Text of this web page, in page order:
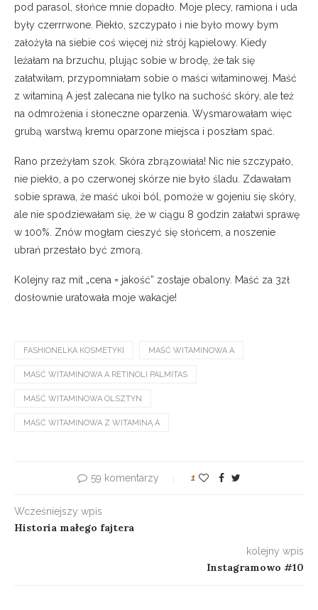
pod parasol, słońce mnie dopadło. Moje plecy, ramiona i uda
były czerrrwone. Piekło, szczypało i nie było mowy bym
założyła na siebie coś więcej niż strój kąpielowy. Kiedy
leżałam na brzuchu, plując sobie w brodę, że tak się
załatwiłam, przypomniałam sobie o maści witaminowej. Maść
z witaminą A jest zalecana nie tylko na suchość skóry, ale też
na odmrożenia i słoneczne oparzenia. Wysmarowałam więc
grubą warstwą kremu oparzone miejsca i poszłam spać.
Rano przeżyłam szok. Skóra zbrązowiała! Nic nie szczypało,
nie piekło, a po czerwonej skórze nie było śladu. Zdawałam
sobie sprawa, że maść ukoi ból, pomoże w gojeniu się skóry,
ale nie spodziewałam się, że w ciągu 8 godzin załatwi sprawę
w 100%. Znów mogłam cieszyć się słońcem, a noszenie
ubrań przestało być zmorą.
Kolejny raz mit „cena = jakość” zostaje obalony. Maść za 3zł
dosłownie uratowała moje wakacje!
FASHIONELKA KOSMETYKI MAŚĆ WITAMINOWA A
MAŚĆ WITAMINOWA A RETINOLI PALMITAS
MAŚĆ WITAMINOWA OLSZTYN
MAŚĆ WITAMINOWA Z WITAMINĄ A
59 komentarzy 1
Wcześniejszy wpis
Historia małego fajtera
kolejny wpis
Instagramowo #10